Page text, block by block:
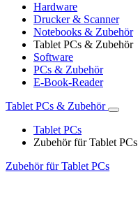
Hardware
Drucker & Scanner
Notebooks & Zubehör
Tablet PCs & Zubehör
Software
PCs & Zubehör
E-Book-Reader
Tablet PCs & Zubehör
Tablet PCs
Zubehör für Tablet PCs
Zubehör für Tablet PCs